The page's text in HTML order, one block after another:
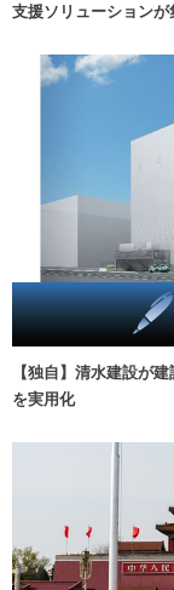
支援ソリューションが
【独自】清水建設が
を実用化